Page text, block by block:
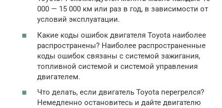
000 — 15 000 км или раз в год, в зависимости от
условий эксплуатации.
Какие коды ошибок двигателя Toyota наиболее
распространены? Наиболее распространенные
коды ошибок связаны с системой зажигания,
топливной системой и системой управления
двигателем.
Что делать, если двигатель Toyota перегрелся?
Немедленно остановитесь и дайте двигателю